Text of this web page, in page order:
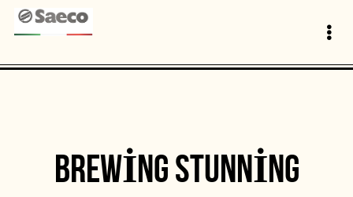
BREWING STUNNING